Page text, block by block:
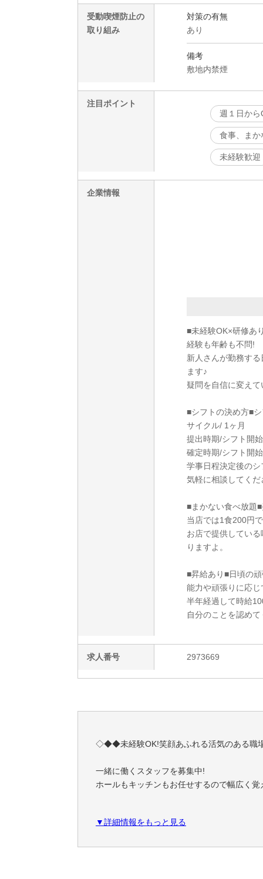
受動喫煙防止の
取り組み
対策の有無
あり
備考
敷地内禁煙
注目ポイント
週１日から
食事、まか
未経験歓迎
企業情報
■未経験OK×研修あ
経験も年齢も不問!
新人さんが勤務す
ます♪
疑問を自信に変え
■シフトの決め方■
サイクル/ 1ヶ月
提出時期/シフト開
確定時期/シフト開
学事日程決定後の
気軽に相談してくだ
■まかない食べ放題
当店では1食200円
お店で提供してい
りますよ。
■昇給あり■日頃の
能力や頑張りに応
半年経過して時給
自分のことを認め
求人番号 2973669
◇◆◆未経験OK!笑顔あふれる活気のある
一緒に働くスタッフを募集中!
ホールもキッチンもお任せするので幅広く覚
それから段階を踏んで、洗い物→オーダー
▼詳細情報をもっと見る